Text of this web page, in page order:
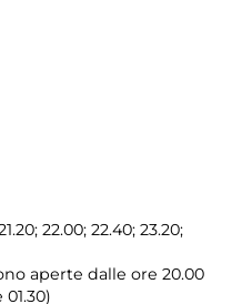
22.00; 22.40; 23.20;
aperte dalle ore 20.00